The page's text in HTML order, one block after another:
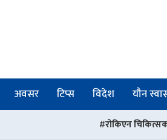
अवसर टिप्स विदेश यौन
रोकिएन चिकित्सक तथा